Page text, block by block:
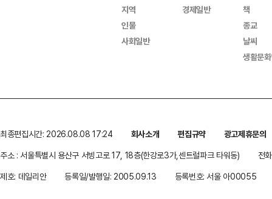
지역
인물
사회일반
경제일반
책
종교
날씨
생활문
최종편집시간: 2026.08.08 17:24 회사소개 편집규약
광고제휴문의
주소 : 서울특별시 용산구 서빙고로 17, 18층(한강로3가,센트럴파크 타워동)
전
제호: 데일리안
등록일/발행일: 2005.09.13 등록번호: 서울 아00055